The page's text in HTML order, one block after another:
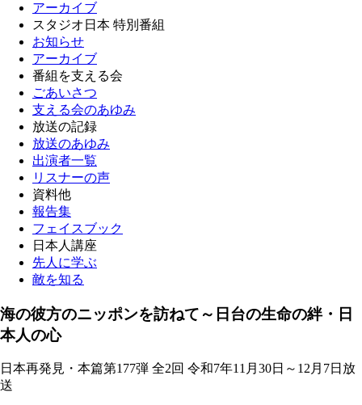
アーカイブ
スタジオ日本 特別番組
お知らせ
アーカイブ
番組を支える会
ごあいさつ
支える会のあゆみ
放送の記録
放送のあゆみ
出演者一覧
リスナーの声
資料他
報告集
フェイスブック
日本人講座
先人に学ぶ
敵を知る
海の彼方のニッポンを訪ねて～日台の生命の絆・日
本人の心
日本再発見・本篇第177弾 全2回 令和7年11月30日～12月7日放
送